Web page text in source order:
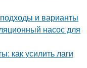
и варианты
насос для
как усилить лаги